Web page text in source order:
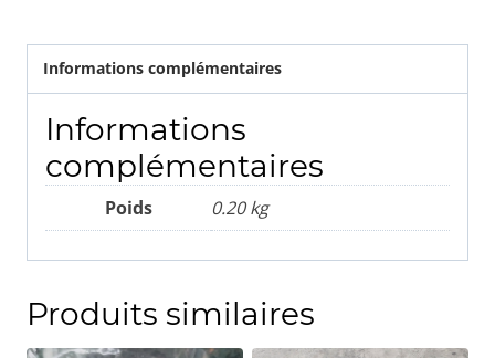
Informations complémentaires
Informations
complémentaires
Poids 0.20 kg
Produits similaires